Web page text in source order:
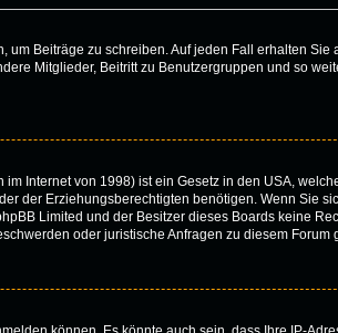
Beiträge zu schreiben. Auf jeden Fall erhalten Sie
Mitglieder, Beitritt zu Benutzergruppen und so
Internet von 1998) ist ein Gesetz in den USA,
der Erziehungsberechtigten benötigen. Wenn Sie
Limited und der Besitzer dieses Boards keine
oder juristische Anfragen zu diesem Forum